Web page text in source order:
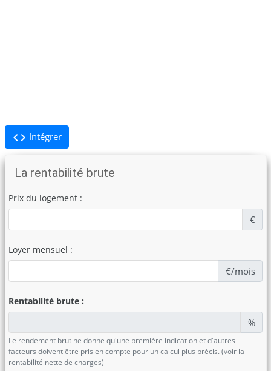
code Intégrer
La rentabilité brute
Prix du logement :
€
Loyer mensuel :
€/mois
Rentabilité brute :
%
Le rendement brut ne donne qu'une première indication et d'autres
facteurs doivent être pris en compte pour un calcul plus précis. (voir la
rentabilité nette de charges)